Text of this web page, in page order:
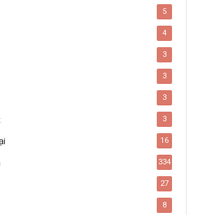
5
4
3
3
3
3
16
334
27
8